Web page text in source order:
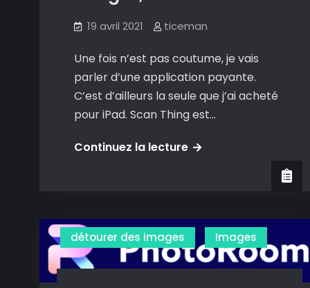
19 avril 2021 ticeman
Une fois n’est pas coutume, je vais
parler d’une application payante.
C’est d’ailleurs la seule que j’ai acheté
pour iPad. Scan Thing est…
Continuez la lectureScanThing
documents
images,
détourer…
détourer des images Images